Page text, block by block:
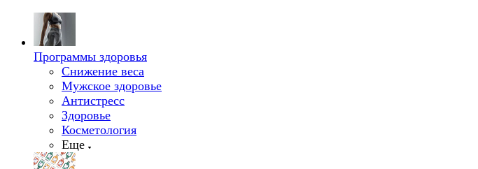
Программы здоровья
Снижение веса
Мужское здоровье
Антистресс
Здоровье
Косметология
Еще